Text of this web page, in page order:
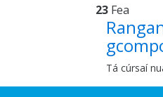
23 Fea
Tá cúrsaí